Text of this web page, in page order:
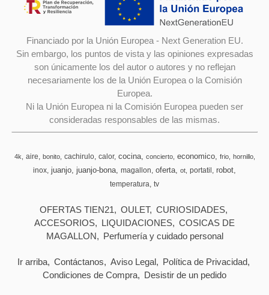
Financiado por la Unión Europea - Next Generation EU.
Sin embargo, los puntos de vista y las opiniones expresadas
son únicamente los del autor o autores y no reflejan
necesariamente los de la Unión Europea o la Comisión
Europea.
Ni la Unión Europea ni la Comisión Europea pueden ser
consideradas responsables de las mismas.
4k aire bonito cachirulo calor cocina concierto economico frio hornillo
inox juanjo juanjo-bona magallon oferta ot portatil robot
temperatura tv
OFERTAS TIEN21 OULET
CURIOSIDADES
ACCESORIOS
LIQUIDACIONES
COSICAS DE
MAGALLON
Perfumería y cuidado personal
Ir arriba Contáctanos Aviso Legal
Política de Privacidad
Condiciones de Compra
Desistir de un pedido